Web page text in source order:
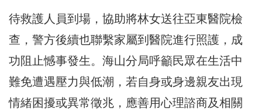
待救護人員到場，協助將林女送往亞東醫院檢
查，警方後續也聯繫家屬到醫院進行照護，成
功阻止憾事發生。 海山分局呼籲民眾在生活中
難免遭遇壓力與低潮，若自身或身邊親友出現
情緒困擾或異常徵兆，應善用心理諮商及相關